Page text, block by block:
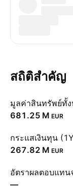
สถิติสำคัญ
มูลค่าสินทรัพย์ทั้ง
‪681.25 M‬ EUR
กระแสเงินทุน
‪267.82 M‬ EUR
อัตราผลตอบแทน
—